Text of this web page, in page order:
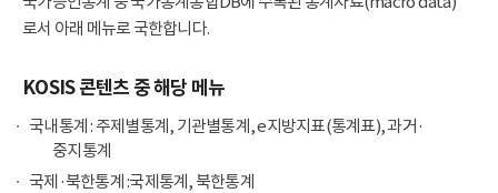
로서 아래 메뉴로 국한합니다.
KOSIS 콘텐츠 중 해당 메뉴
국내통계 : 주제별통계, 기관별통계, e지방지표(통계표), 과거·
중지통계
국제·북한통계 :국제통계, 북한통계